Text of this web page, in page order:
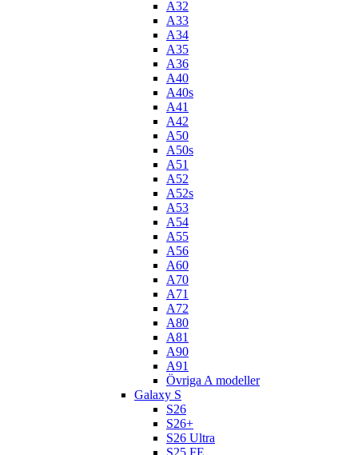
A32
A33
A34
A35
A36
A40
A40s
A41
A42
A50
A50s
A51
A52
A52s
A53
A54
A55
A56
A60
A70
A71
A72
A80
A81
A90
A91
Övriga A modeller
Galaxy S
S26
S26+
S26 Ultra
S25 FE